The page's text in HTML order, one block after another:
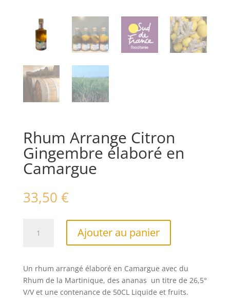
Rhum Arrange Citron
Gingembre élaboré en
Camargue
33,50 €
Citron
Gingembre
élaboré
Ajouter au panier
t
r
n
a
Un rhum arrangé élaboré en Camargue avec du
Rhum de la Martinique, des ananas un titre de 26,5°
V/V et une contenance de 50CL Liquide et fruits.